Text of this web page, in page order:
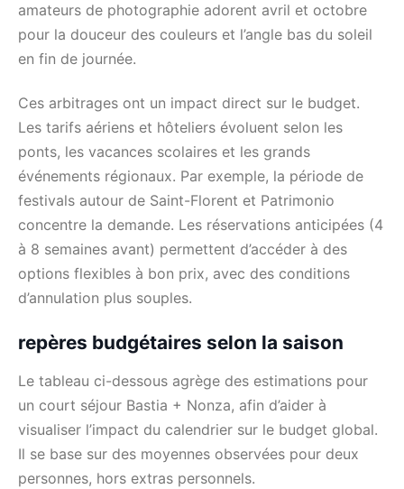
amateurs de photographie adorent avril et octobre
pour la douceur des couleurs et l’angle bas du soleil
en fin de journée.
Ces arbitrages ont un impact direct sur le budget.
Les tarifs aériens et hôteliers évoluent selon les
ponts, les vacances scolaires et les grands
événements régionaux. Par exemple, la période de
festivals autour de Saint-Florent et Patrimonio
concentre la demande. Les réservations anticipées (4
à 8 semaines avant) permettent d’accéder à des
options flexibles à bon prix, avec des conditions
d’annulation plus souples.
repères budgétaires selon la saison
Le tableau ci-dessous agrège des estimations pour
un court séjour Bastia + Nonza, afin d’aider à
visualiser l’impact du calendrier sur le budget global.
Il se base sur des moyennes observées pour deux
personnes, hors extras personnels.